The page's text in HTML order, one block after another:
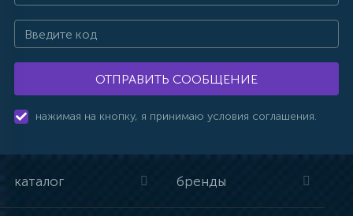
ОТПРАВИТЬ СООБЩЕНИЕ
нажимая на кнопку, я принимаю условия соглашения.
каталог бренды